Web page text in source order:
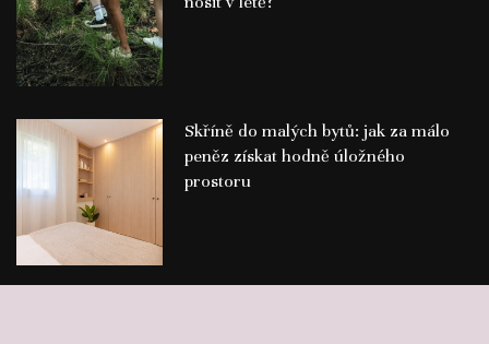
Skříně do malých bytů: jak za málo
peněz získat hodně úložného
prostoru